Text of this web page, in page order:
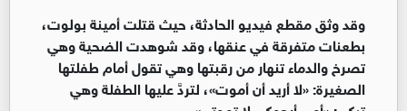
وقد وثق مقطع فيديو الحادثة، حيث قتلت أمينة بولوت،
بطعنات متفرقة في عنقها، وقد شوهدت الضحية وهي
تصرخ والدماء تنهار من رقبتها وهي تقول أمام طفلتها
الصغيرة: «لا أريد أن أموت»، لتردَّ عليها الطفلة وهي